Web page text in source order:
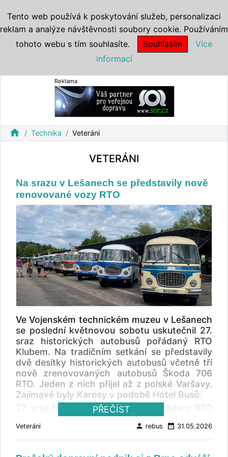
Reklama
home Technika Veteráni
VETERÁNI
Na srazu v Lešanech se představily nově
renovované vozy RTO
Ve Vojenském technickém muzeu v Lešanech
se poslední květnovou sobotu uskutečnil 27.
sraz historických autobusů pořádaný RTO
Klubem. Na tradičním setkání se představily
dvě desítky historických autobusů včetně tří
nově zrenovovaných autobusů Škoda 706
RTO. Jeden z nich přijel až z polské Varšavy.
Zajímavé byly Karosy v podobě Hotel Busů.
27. sraz historických autobusů, pořádaný RTO
Klubem, proběhl už tradičně poslední
květnovou sobotu ve Vojenském technickém
muzeu v Lešanech. Autobusy se brzy ráno
PŘEČÍST
Veteráni person rebus date_range 31.05.2026
Tento web používá k poskytování služeb, personalizaci
reklam a analýze návštěvnosti soubory cookie. Používáním
tohoto webu s tím souhlasíte.
Souhlasím
Více
informací